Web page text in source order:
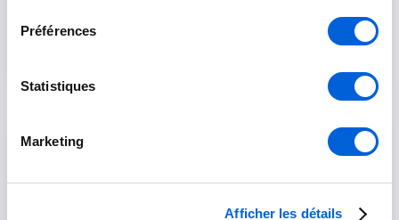
Préférences
Statistiques
Marketing
Afficher les détails